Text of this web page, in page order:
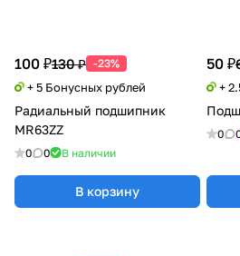
100 ₽130 ₽ -23%
+ 5 Бонусных рублей
Радиальный подшипник
MR63ZZ
0 0 В наличии
В корзину
50 ₽
+
0